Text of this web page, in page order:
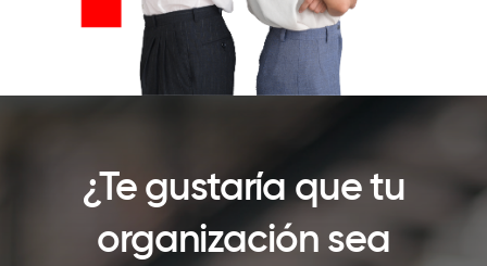
¿Te gustaría que tu
organización sea